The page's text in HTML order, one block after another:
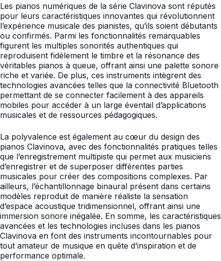
Les pianos numériques de la série Clavinova sont réputés
pour leurs caractéristiques innovantes qui révolutionnent
l’expérience musicale des pianistes, qu’ils soient débutants
ou confirmés. Parmi les fonctionnalités remarquables
figurent les multiples sonorités authentiques qui
reproduisent fidèlement le timbre et la résonance des
véritables pianos à queue, offrant ainsi une palette sonore
riche et variée. De plus, ces instruments intègrent des
technologies avancées telles que la connectivité Bluetooth
permettant de se connecter facilement à des appareils
mobiles pour accéder à un large éventail d’applications
musicales et de ressources pédagogiques.
La polyvalence est également au cœur du design des
pianos Clavinova, avec des fonctionnalités pratiques telles
que l’enregistrement multipiste qui permet aux musiciens
d’enregistrer et de superposer différentes parties
musicales pour créer des compositions complexes. Par
ailleurs, l’échantillonnage binaural présent dans certains
modèles reproduit de manière réaliste la sensation
d’espace acoustique tridimensionnel, offrant ainsi une
immersion sonore inégalée. En somme, les caractéristiques
avancées et les technologies incluses dans les pianos
Clavinova en font des instruments incontournables pour
tout amateur de musique en quête d’inspiration et de
performance optimale.